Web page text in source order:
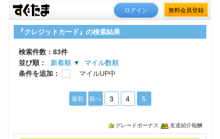
ログイン 無料会員登録
『クレジットカード』の検索結果
検索件数：83件
並び順：
新着順 ▼
マイル数順
条件を追加：
マイルUP中
最初 前へ 3 4 5
グレードボーナス 友達紹介報酬